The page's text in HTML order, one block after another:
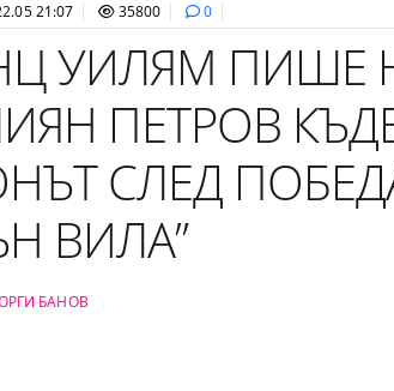
21:07 35800 0
УИЛЯМ ПИШЕ
ПЕТРОВ
СЛЕД
ВИЛА”
БАНОВ